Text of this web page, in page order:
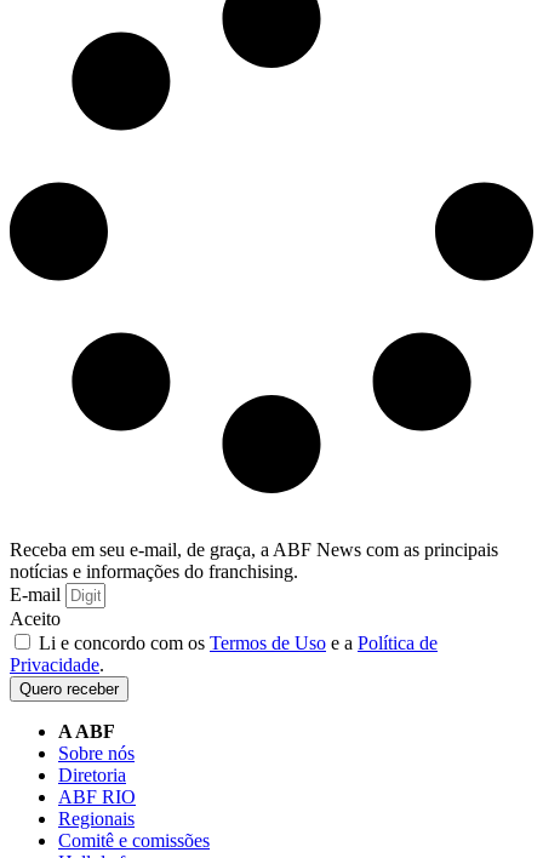
Receba em seu e-mail, de graça, a ABF News com as principais
notícias e informações do franchising.
E-mail
Aceito
Li e concordo com os Termos de Uso e a Política de
Privacidade.
Quero receber
A ABF
Sobre nós
Diretoria
ABF RIO
Regionais
Comitê e comissões